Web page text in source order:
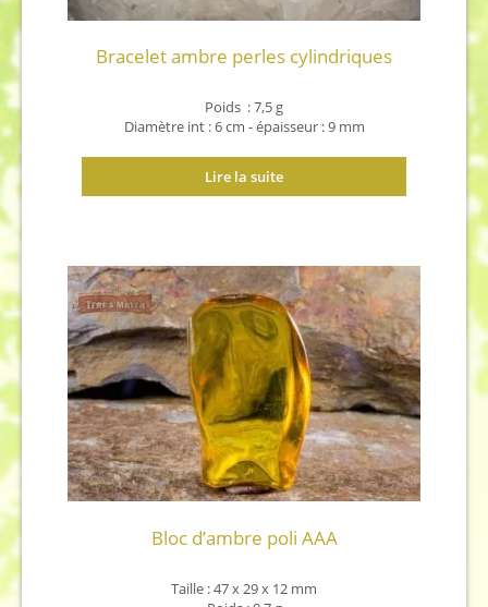
Bracelet ambre perles cylindriques
Poids : 7,5 g
Diamètre int : 6 cm - épaisseur : 9 mm
Lire la suite
Bloc d’ambre poli AAA
Taille : 47 x 29 x 12 mm